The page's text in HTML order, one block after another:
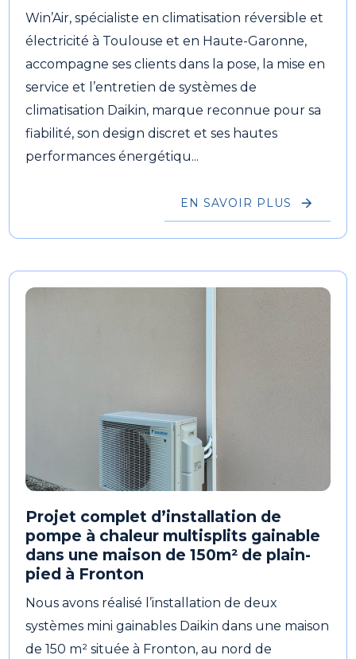
Win’Air, spécialiste en climatisation réversible et
électricité à Toulouse et en Haute-Garonne,
accompagne ses clients dans la pose, la mise en
service et l’entretien de systèmes de
climatisation Daikin, marque reconnue pour sa
fiabilité, son design discret et ses hautes
performances énergétiqu...
EN SAVOIR PLUS
Projet complet d’installation de
pompe à chaleur multisplits gainable
dans une maison de 150m² de plain-
pied à Fronton
Nous avons réalisé l’installation de deux
systèmes mini gainables Daikin dans une maison
de 150 m² située à Fronton, au nord de